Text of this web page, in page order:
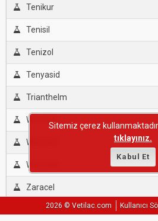
Tenikur
Tenisil
Tenizol
Tenyasid
Trianthelm
Wormkill
Wormnil
Wormtal
Zaracel
2026 © Vetilac.com Kullanıcı
Sitemiz çerez
tıklayınız.
Kabul Et